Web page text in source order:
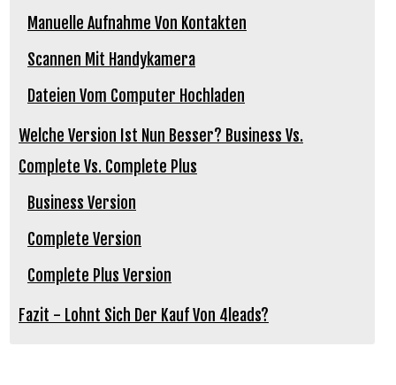
Manuelle Aufnahme Von Kontakten
Scannen Mit Handykamera
Dateien Vom Computer Hochladen
Welche Version Ist Nun Besser? Business Vs.
Complete Vs. Complete Plus
Business Version
Complete Version
Complete Plus Version
Fazit - Lohnt Sich Der Kauf Von 4leads?